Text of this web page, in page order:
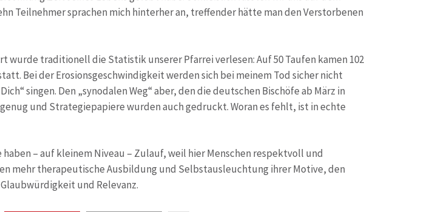
Teilnehmer sprachen mich hinterher an, treffender hätte man den Verstorbenen
wurde traditionell die Statistik unserer Pfarrei verlesen: Auf 50 Taufen kamen 102
Bei der Erosionsgeschwindigkeit werden sich bei meinem Tod sicher nicht
singen. Den „synodalen Weg“ aber, den die deutschen Bischöfe ab März in
und Strategiepapiere wurden auch gedruckt. Woran es fehlt, ist in echte
haben – auf kleinem Niveau – Zulauf, weil hier Menschen respektvoll und
mehr therapeutische Ausbildung und Selbstausleuchtung ihrer Motive, den
und Relevanz.